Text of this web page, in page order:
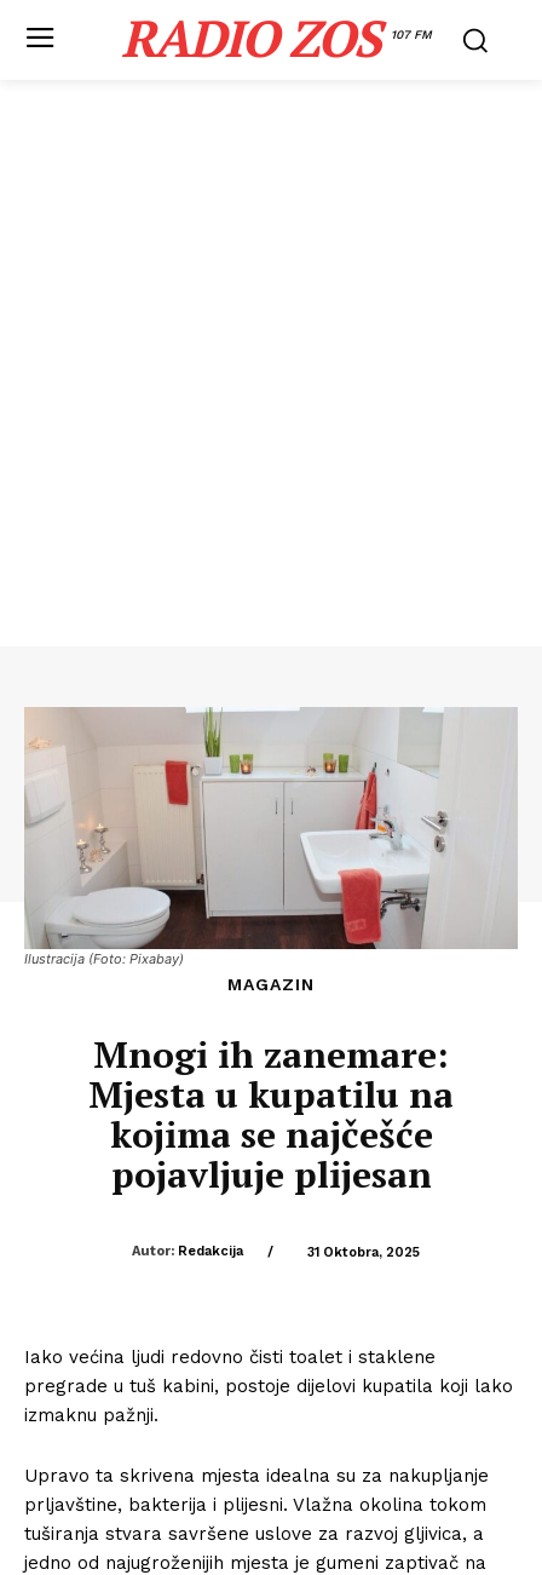
RADIO ZOS 107 FM
Ilustracija (Foto: Pixabay)
MAGAZIN
Mnogi ih zanemare:
Mjesta u kupatilu na
kojima se najčešće
pojavljuje plijesan
Autor: Redakcija / 31 Oktobra, 2025
Iako većina ljudi redovno čisti toalet i staklene
pregrade u tuš kabini, postoje dijelovi kupatila koji lako
izmaknu pažnji.
Upravo ta skrivena mjesta idealna su za nakupljanje
prljavštine, bakterija i plijesni. Vlažna okolina tokom
tuširanja stvara savršene uslove za razvoj gljivica, a
jedno od najugroženijih mjesta je gumeni zaptivač na